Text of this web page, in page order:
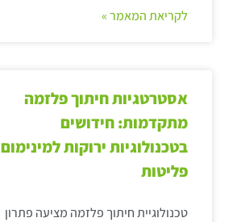
לקריאת המאמר »
אסטרטגיות חיתוך פלזמה
מתקדמות: חידושים
בטכנולוגיות ירוקות למינימום
פליטות
טכנולוגיית חיתוך פלזמה מציעה פתרון